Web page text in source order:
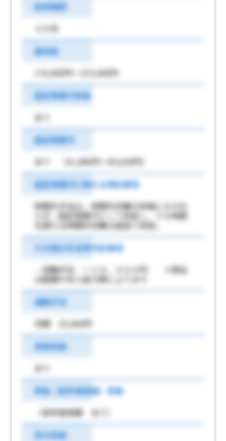
試用期間
３か月
基本給
170,000円～215,000円
固定残業代有無
あり
固定残業代
あり （51,890円～65,620円）
固定残業代に関する特記事項
時間外手当は、時間外労働の有無にかかわ
らず、固定残業代として支給し、３８時間
を超える時間外労働は追加で支給。
その他の手当等付記事項
・役職手当 ～１８，０００円 ＊賃金
は経験や本人能力等によります
通勤手当
月額 25,000円
昇給有無
あり
昇給（前年度実績）有無
（前年度実績 あり）
賞与有無